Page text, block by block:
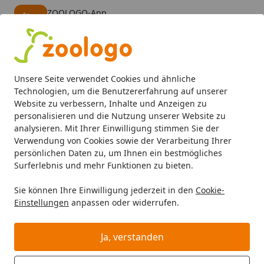
Unsere Seite verwendet Cookies und ähnliche
Technologien, um die Benutzererfahrung auf unserer
Website zu verbessern, Inhalte und Anzeigen zu
personalisieren und die Nutzung unserer Website zu
analysieren. Mit Ihrer Einwilligung stimmen Sie der
Verwendung von Cookies sowie der Verarbeitung Ihrer
persönlichen Daten zu, um Ihnen ein bestmögliches
Surferlebnis und mehr Funktionen zu bieten.
Sie können Ihre Einwilligung jederzeit in den Cookie-
Einstellungen anpassen oder widerrufen.
Ja, verstanden
ZOOLOGO-App
Alle Produkte
Mein Konto
Suchen
Startseite
Katze Katzenfutter Trockenfutter HAPPY CAT
HAPPY CAT Supreme Sterilised Adult
Voralpen-Rind Katzentrockenfutter